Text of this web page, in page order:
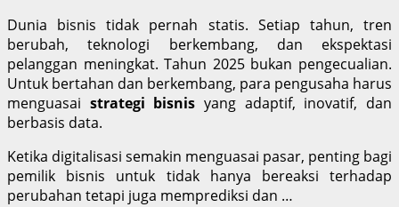
Dunia bisnis tidak pernah statis. Setiap tahun, tren
berubah, teknologi berkembang, dan ekspektasi
pelanggan meningkat. Tahun 2025 bukan pengecualian.
Untuk bertahan dan berkembang, para pengusaha harus
menguasai strategi bisnis yang adaptif, inovatif, dan
berbasis data.
Ketika digitalisasi semakin menguasai pasar, penting bagi
pemilik bisnis untuk tidak hanya bereaksi terhadap
perubahan tetapi juga memprediksi dan …